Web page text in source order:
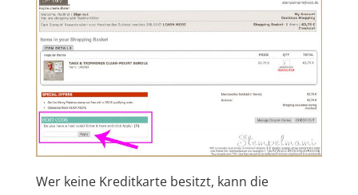
Wer keine Kreditkarte besitzt, kann die